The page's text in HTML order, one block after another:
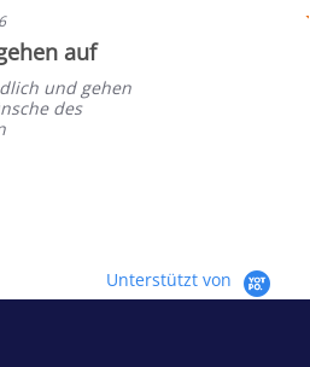
auf
und gehen
des
Unterstützt von